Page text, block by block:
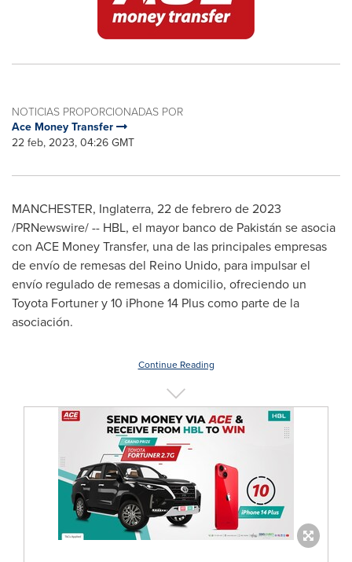
NOTICIAS PROPORCIONADAS POR
Ace Money Transfer
22 feb, 2023, 04:26 GMT
MANCHESTER, Inglaterra, 22 de febrero de 2023
/PRNewswire/ -- HBL, el mayor banco de Pakistán se asocia
con ACE Money Transfer, una de las principales empresas
de envío de remesas del Reino Unido, para impulsar el
envío regulado de remesas a domicilio, ofreciendo un
Toyota Fortuner y 10 iPhone 14 Plus como parte de la
asociación.
Continue Reading